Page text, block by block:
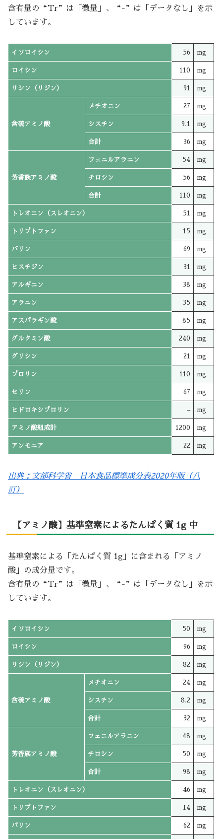
含有量の“Tr”は「微量」、“-”は「データなし」を示
しています。
イソロイシン 56 mg
ロイシン 110 mg
リシン（リジン） 91 mg
含硫アミノ酸
メチオニン 27 mg
シスチン 9.1 mg
合計 36 mg
芳香族アミノ酸
フェニルアラニン 54 mg
チロシン 56 mg
合計 110 mg
トレオニン（スレオニン） 51 mg
トリプトファン 15 mg
バリン 69 mg
ヒスチジン 31 mg
アルギニン 38 mg
アラニン 35 mg
アスパラギン酸 85 mg
グルタミン酸 240 mg
グリシン 21 mg
プロリン 110 mg
セリン 67 mg
ヒドロキシプロリン – mg
アミノ酸組成計 1200 mg
アンモニア 22 mg
出典：文部科学省 日本食品標準成分表2020年版（八
訂）
【アミノ酸】基準窒素によるたんぱく質 1g 中
基準窒素による「たんぱく質 1g」に含まれる「アミノ
酸」の成分量です。
含有量の“Tr”は「微量」、“-”は「データなし」を示
しています。
イソロイシン 50 mg
ロイシン 96 mg
リシン（リジン） 82 mg
含硫アミノ酸
メチオニン 24 mg
シスチン 8.2 mg
合計 32 mg
芳香族アミノ酸
フェニルアラニン 48 mg
チロシン 50 mg
合計 98 mg
トレオニン（スレオニン） 46 mg
トリプトファン 14 mg
バリン 62 mg